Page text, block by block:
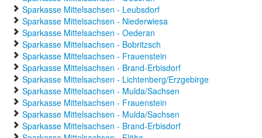
Sparkasse Mittelsachsen - Leubsdorf
Sparkasse Mittelsachsen - Niederwiesa
Sparkasse Mittelsachsen - Oederan
Sparkasse Mittelsachsen - Bobritzsch
Sparkasse Mittelsachsen - Frauenstein
Sparkasse Mittelsachsen - Brand-Erbisdorf
Sparkasse Mittelsachsen - Lichtenberg/Erzgebirge
Sparkasse Mittelsachsen - Mulda/Sachsen
Sparkasse Mittelsachsen - Frauenstein
Sparkasse Mittelsachsen - Mulda/Sachsen
Sparkasse Mittelsachsen - Brand-Erbisdorf